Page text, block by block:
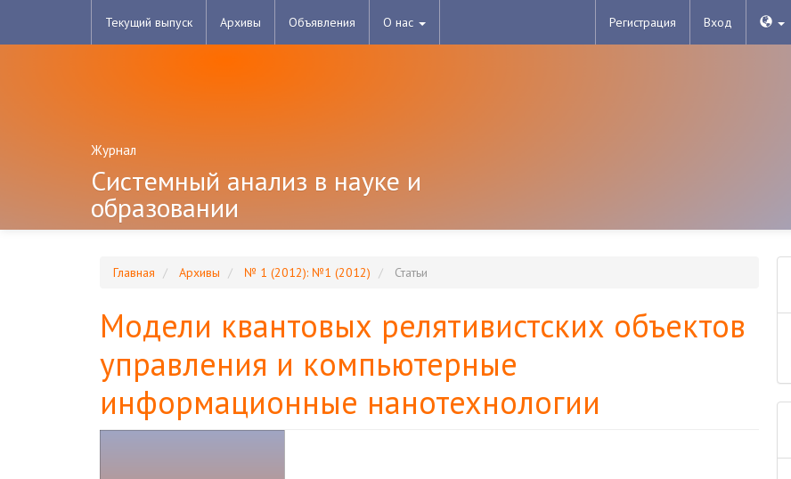
навигационная
панель
Текущий выпуск Архивы Объявления О нас Регистрация Вход
Журнал
Системный анализ в науке и
образовании
Главная Архивы № 1 (2012): №1 (2012) Статьи
Модели квантовых релятивистских объектов
управления и компьютерные
информационные нанотехнологии